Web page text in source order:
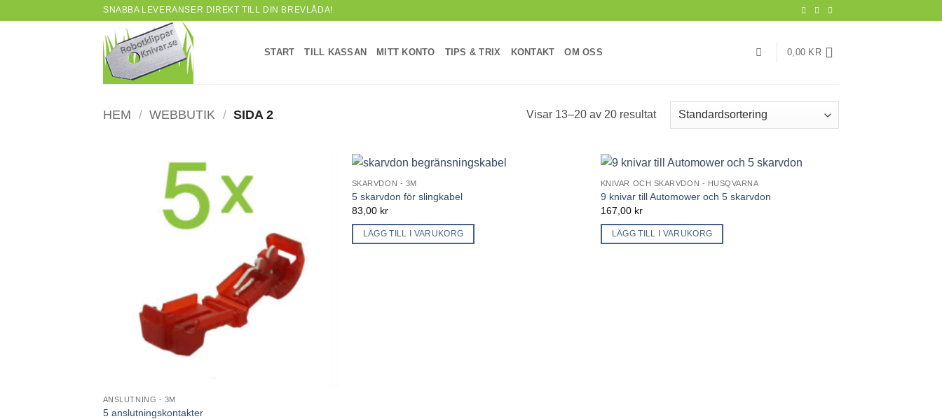
SNABBA LEVERANSER DIREKT TILL DIN BREVLÅDA!
START TILL KASSAN MITT KONTO TIPS & TRIX KONTAKT OM OSS 0,00 KR
HEM / WEBBUTIK / SIDA 2 Visar 13–20 av 20 resultat
ANSLUTNING - 3M
5 anslutningskontakter
SKARVDON - 3M
5 skarvdon för slingkabel
83,00 kr
LÄGG TILL I VARUKORG
KNIVAR OCH SKARVDON - HUSQVARNA
9 knivar till Automower och 5 skarvdon
167,00 kr
LÄGG TILL I VARUKORG